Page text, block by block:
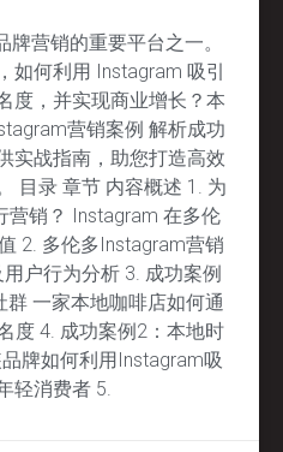
营销的重要平台之一。
如何利用 Instagram 吸引
度，并实现商业增长？本
营销案例 解析成功
实战指南，助您打造高效
目录 章节 内容概述 1. 为
营销？ Instagram 在多伦
2. 多伦多Instagram营销
户行为分析 3. 成功案例
一家本地咖啡店如何通
度 4. 成功案例2：本地时
牌如何利用Instagram吸
轻消费者 5.